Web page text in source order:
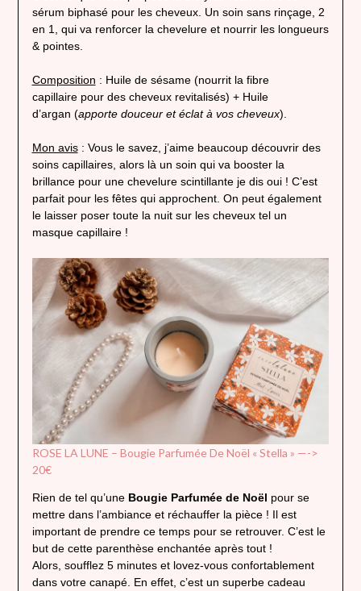
sérum biphasé pour les cheveux. Un soin sans rinçage, 2
en 1, qui va renforcer la chevelure et nourrir les longueurs
& pointes.
Composition : Huile de sésame (nourrit la fibre
capillaire pour des cheveux revitalisés) + Huile
d’argan (apporte douceur et éclat à vos cheveux).
Mon avis: Vous le savez, j’aime beaucoup découvrir des
soins capillaires, alors là un soin qui va booster la
brillance pour une chevelure scintillante je dis oui ! C’est
parfait pour les fêtes qui approchent. On peut également
le laisser poser toute la nuit sur les cheveux tel un
masque capillaire !
ROSE LA LUNE – Bougie Parfumée De Noël « Stella » —->
20€
Rien de tel qu’une Bougie Parfumée de Noël pour se
mettre dans l’ambiance et réchauffer la pièce ! Il est
important de prendre ce temps pour se retrouver. C’est le
but de cette parenthèse enchantée après tout !
Alors, soufflez 5 minutes et lovez-vous confortablement
dans votre canapé. En effet, c’est un superbe cadeau